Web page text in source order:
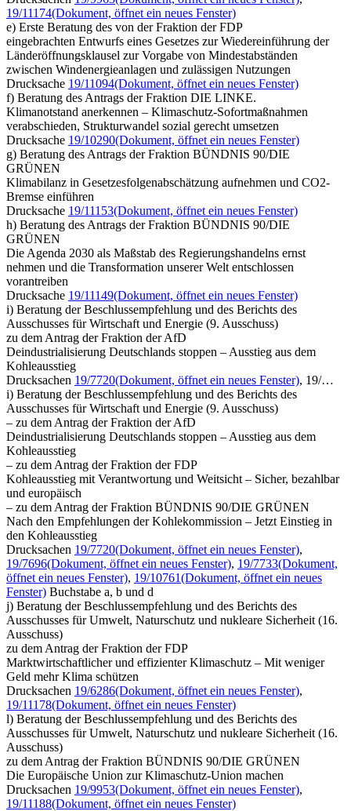
19/11174(Dokument, öffnet ein neues Fenster)
e) Erste Beratung des von der Fraktion der FDP
eingebrachten Entwurfs eines Gesetzes zur Wiedereinführung der
Länderöffnungsklausel zur Vorgabe von Mindestabständen
zwischen Windenergieanlagen und zulässigen Nutzungen
Drucksache 19/11094(Dokument, öffnet ein neues Fenster)
f) Beratung des Antrags der Fraktion DIE LINKE.
Klimanotstand anerkennen – Klimaschutz-Sofortmaßnahmen
verabschieden, Strukturwandel sozial gerecht umsetzen
Drucksache 19/10290(Dokument, öffnet ein neues Fenster)
g) Beratung des Antrags der Fraktion BÜNDNIS 90/DIE
GRÜNEN
Klimabilanz in Gesetzesfolgenabschätzung aufnehmen und CO2-
Bremse einführen
Drucksache 19/11153(Dokument, öffnet ein neues Fenster)
h) Beratung des Antrags der Fraktion BÜNDNIS 90/DIE
GRÜNEN
Die Agenda 2030 als Maßstab des Regierungshandelns ernst
nehmen und die Transformation unserer Welt entschlossen
vorantreiben
Drucksache 19/11149(Dokument, öffnet ein neues Fenster)
i) Beratung der Beschlussempfehlung und des Berichts des
Ausschusses für Wirtschaft und Energie (9. Ausschuss)
zu dem Antrag der Fraktion der AfD
Deindustrialisierung Deutschlands stoppen – Ausstieg aus dem
Kohleausstieg
Drucksachen 19/7720(Dokument, öffnet ein neues Fenster), 19/…
i) Beratung der Beschlussempfehlung und des Berichts des
Ausschusses für Wirtschaft und Energie (9. Ausschuss)
– zu dem Antrag der Fraktion der AfD
Deindustrialisierung Deutschlands stoppen – Ausstieg aus dem
Kohleausstieg
– zu dem Antrag der Fraktion der FDP
Kohleausstieg mit Verantwortung und Weitsicht – Sicher, bezahlbar
und europäisch
– zu dem Antrag der Fraktion BÜNDNIS 90/DIE GRÜNEN
Nach den Empfehlungen der Kohlekommission – Jetzt Einstieg in
den Kohleausstieg
Drucksachen 19/7720(Dokument, öffnet ein neues Fenster),
19/7696(Dokument, öffnet ein neues Fenster), 19/7733(Dokument,
öffnet ein neues Fenster), 19/10761(Dokument, öffnet ein neues
Fenster) Buchstabe a, b und d
j) Beratung der Beschlussempfehlung und des Berichts des
Ausschusses für Umwelt, Naturschutz und nukleare Sicherheit (16.
Ausschuss)
zu dem Antrag der Fraktion der FDP
Marktwirtschaftlicher und effizienter Klimaschutz – Mit weniger
Geld mehr Klima schützen
Drucksachen 19/6286(Dokument, öffnet ein neues Fenster),
19/11178(Dokument, öffnet ein neues Fenster)
l) Beratung der Beschlussempfehlung und des Berichts des
Ausschusses für Umwelt, Naturschutz und nukleare Sicherheit (16.
Ausschuss)
zu dem Antrag der Fraktion BÜNDNIS 90/DIE GRÜNEN
Die Europäische Union zur Klimaschutz-Union machen
Drucksachen 19/9953(Dokument, öffnet ein neues Fenster),
19/11188(Dokument, öffnet ein neues Fenster)